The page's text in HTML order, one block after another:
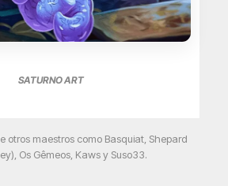
SATURNO ART
otros maestros como Basquiat, Shepard
Os Gêmeos, Kaws y Suso33.